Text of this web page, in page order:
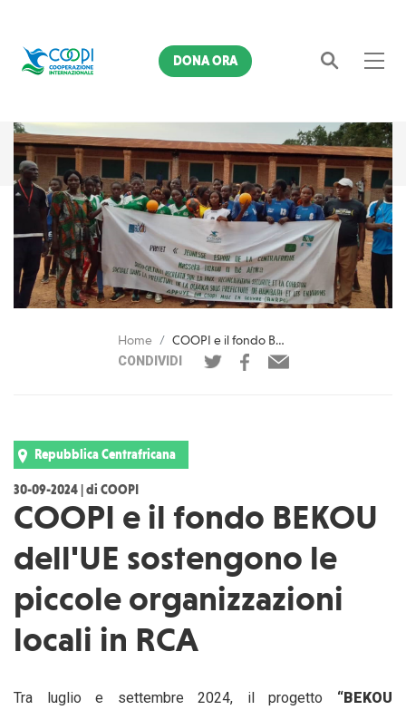
Cerca
DONA ORA
Home
COOPI e il fondo BEKOU dell'UE sostengono le piccole organizzazioni locali in RCA
CONDIVIDI
Repubblica Centrafricana
30-09-2024 | di COOPI
COOPI e il fondo BEKOU
dell'UE sostengono le
piccole organizzazioni
locali in RCA
Tra luglio e settembre 2024, il progetto “BEKOU